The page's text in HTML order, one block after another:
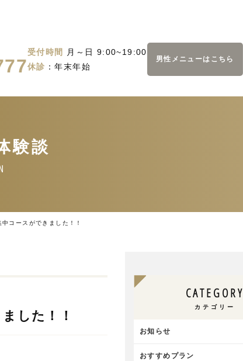
受付時間
月～日 9:00~19:00
休診 ：年末年始
男性メニューはこちら
コースができました！！
した！！
CATEGORY
カテゴリー
お知らせ
おすすめプラン